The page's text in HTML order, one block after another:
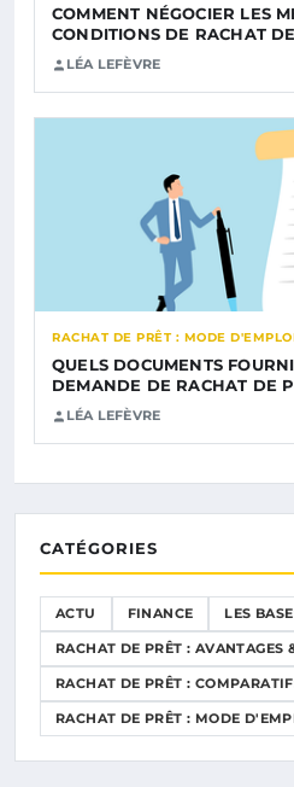
COMMENT NÉGOCIER LES
CONDITIONS DE RACHAT
LÉA LEFÈVRE
RACHAT DE PRÊT : MODE
QUELS DOCUMENTS
DEMANDE DE RACHAT DE
LÉA LEFÈVRE
CATÉGORIES
ACTU FINANCE LES
RACHAT DE PRÊT : AVANTAGES
RACHAT DE PRÊT :
RACHAT DE PRÊT : MODE